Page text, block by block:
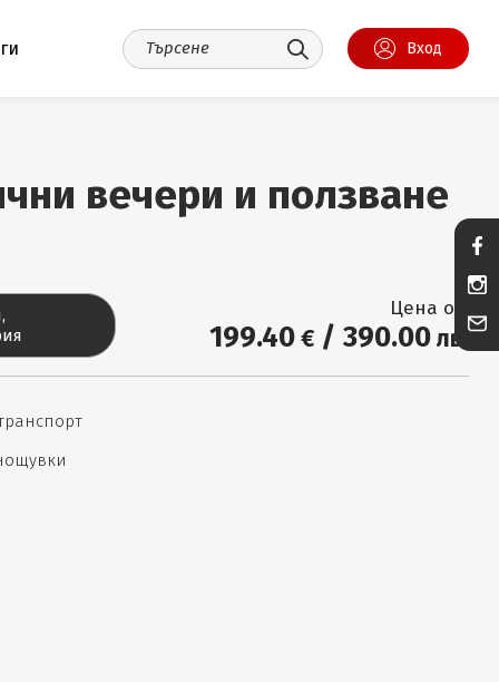
Вход
вечери и ползване
Цена от:
199.40€ / 390.00лв.